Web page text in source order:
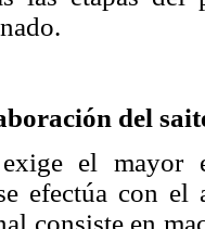
del
el mayor
efectúa con
consiste en